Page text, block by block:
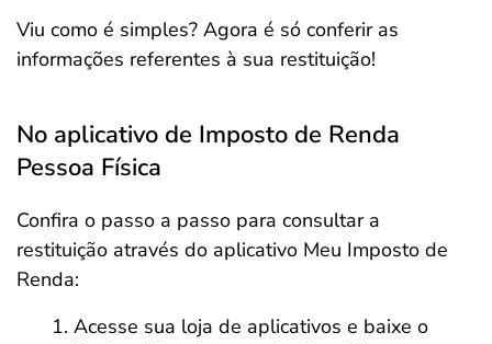
Viu como é simples? Agora é só conferir as
informações referentes à sua restituição!
No aplicativo de Imposto de Renda
Pessoa Física
Confira o passo a passo para consultar a
restituição através do aplicativo Meu Imposto de
Renda:
Acesse sua loja de aplicativos e baixe o